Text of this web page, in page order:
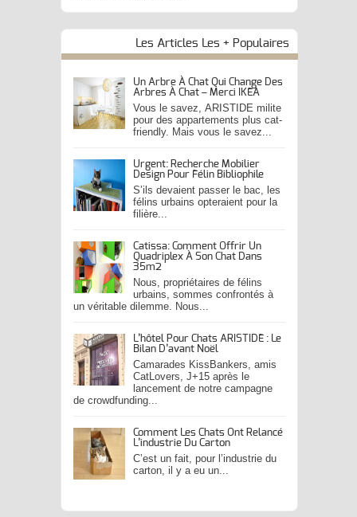
Les Articles Les + Populaires
Un Arbre À Chat Qui Change Des
Arbres À Chat – Merci IKEA
Vous le savez, ARISTIDE milite
pour des appartements plus cat-
friendly. Mais vous le savez...
Urgent: Recherche Mobilier
Design Pour Félin Bibliophile
S’ils devaient passer le bac, les
félins urbains opteraient pour la
filière...
Catissa: Comment Offrir Un
Quadriplex À Son Chat Dans
35m2
Nous, propriétaires de félins
urbains, sommes confrontés à
un véritable dilemme. Nous...
L’hôtel Pour Chats ARISTIDE : Le
Bilan D’avant Noël
Camarades KissBankers, amis
CatLovers, J+15 après le
lancement de notre campagne
de crowdfunding...
Comment Les Chats Ont Relancé
L’industrie Du Carton
C’est un fait, pour l’industrie du
carton, il y a eu un...